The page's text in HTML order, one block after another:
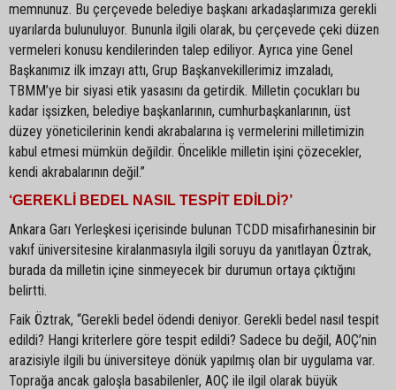
memnunuz. Bu çerçevede belediye başkanı arkadaşlarımıza gerekli
uyarılarda bulunuluyor. Bununla ilgili olarak, bu çerçevede çeki düzen
vermeleri konusu kendilerinden talep ediliyor. Ayrıca yine Genel
Başkanımız ilk imzayı attı, Grup Başkanvekillerimiz imzaladı,
TBMM’ye bir siyasi etik yasasını da getirdik. Milletin çocukları bu
kadar işsizken, belediye başkanlarının, cumhurbaşkanlarının, üst
düzey yöneticilerinin kendi akrabalarına iş vermelerini milletimizin
kabul etmesi mümkün değildir. Öncelikle milletin işini çözecekler,
kendi akrabalarının değil.”
‘GEREKLİ BEDEL NASIL TESPİT EDİLDİ?’
Ankara Garı Yerleşkesi içerisinde bulunan TCDD misafirhanesinin bir
vakıf üniversitesine kiralanmasıyla ilgili soruyu da yanıtlayan Öztrak,
burada da milletin içine sinmeyecek bir durumun ortaya çıktığını
belirtti.
Faik Öztrak, “Gerekli bedel ödendi deniyor. Gerekli bedel nasıl tespit
edildi? Hangi kriterlere göre tespit edildi? Sadece bu değil, AOÇ’nin
arazisiyle ilgili bu üniversiteye dönük yapılmış olan bir uygulama var.
Toprağa ancak galoşla basabilenler, AOÇ ile ilgil olarak büyük